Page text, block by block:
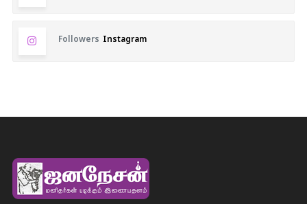
Followers Instagram